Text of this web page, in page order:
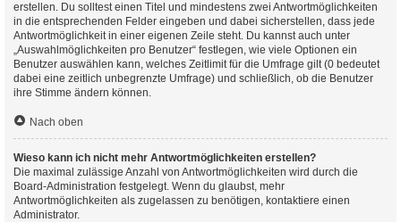
erstellen. Du solltest einen Titel und mindestens zwei Antwortmöglichkeiten
in die entsprechenden Felder eingeben und dabei sicherstellen, dass jede
Antwortmöglichkeit in einer eigenen Zeile steht. Du kannst auch unter
„Auswahlmöglichkeiten pro Benutzer“ festlegen, wie viele Optionen ein
Benutzer auswählen kann, welches Zeitlimit für die Umfrage gilt (0 bedeutet
dabei eine zeitlich unbegrenzte Umfrage) und schließlich, ob die Benutzer
ihre Stimme ändern können.
Nach oben
Wieso kann ich nicht mehr Antwortmöglichkeiten erstellen?
Die maximal zulässige Anzahl von Antwortmöglichkeiten wird durch die
Board-Administration festgelegt. Wenn du glaubst, mehr
Antwortmöglichkeiten als zugelassen zu benötigen, kontaktiere einen
Administrator.